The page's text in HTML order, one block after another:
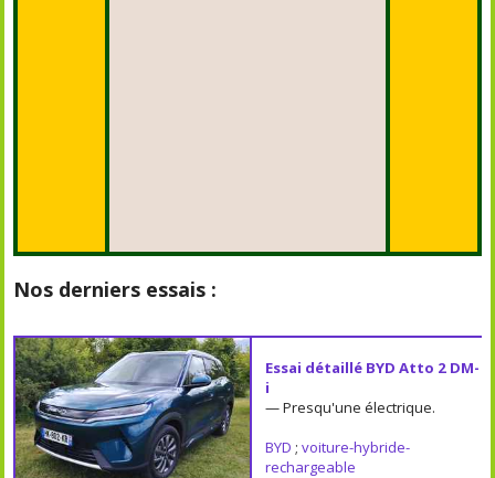
Nos derniers essais :
Essai détaillé BYD Atto 2 DM-
i
— Presqu'une électrique.
BYD ; voiture-hybride-
rechargeable